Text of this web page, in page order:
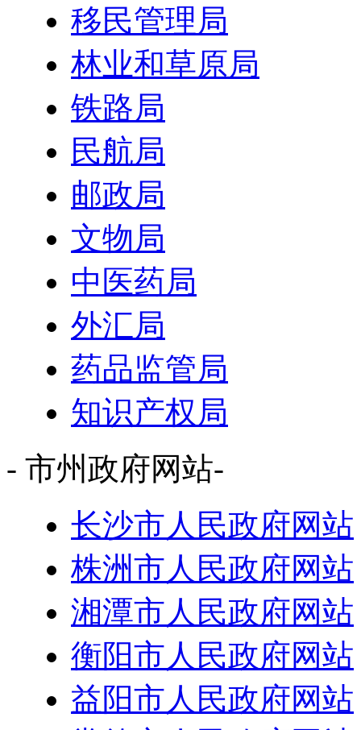
移民管理局
林业和草原局
铁路局
民航局
邮政局
文物局
中医药局
外汇局
药品监管局
知识产权局
- 市州政府网站-
长沙市人民政府网站
株洲市人民政府网站
湘潭市人民政府网站
衡阳市人民政府网站
益阳市人民政府网站